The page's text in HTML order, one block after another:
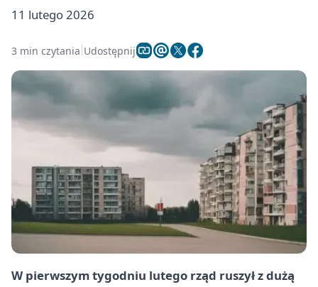
11 lutego 2026
3 min czytania Udostępnij
W pierwszym tygodniu lutego rząd ruszył z dużą